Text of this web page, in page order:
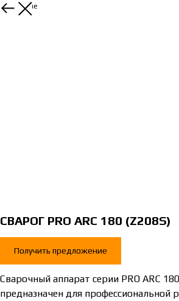
Остальные
СВАРОГ PRO ARC 180 (Z208S)
Получить предложение
Сварочный аппарат серии PRO ARC
предназначен для профессиональной